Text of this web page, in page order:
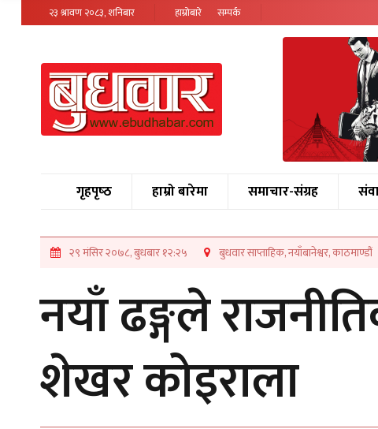
२३ श्रावण २०८३, शनिबार हाम्रोबारे सम्पर्क
गृहपृष्‍ठ हाम्रो बारेमा समाचार-संग्रह
२९ मंसिर २०७८, बुधबार १२:२५ बुधवार साप्ताहिक, नयाँबानेश्वर, काठमाण्डौं
नयाँ ढङ्गले
शेखर कोइराला